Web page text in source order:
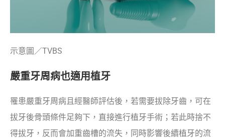
示意圖／TVBS
嚴重牙周病也適用植牙
罹患嚴重牙周病且經醫師評估後，若需要拔除牙齒，可在
拔牙後骨頭條件足夠下，直接進行植牙手術；若此時捨不
得拔牙，反而會加重齒槽的流失，同時影響後續植牙的流